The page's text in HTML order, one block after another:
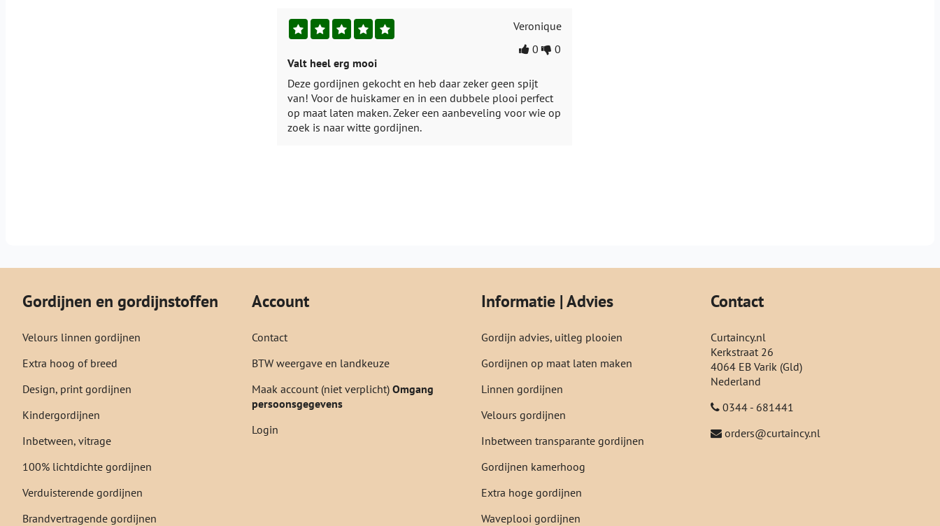
0 0
Veronique
Valt heel erg mooi
Deze gordijnen gekocht en heb daar zeker geen spijt
van! Voor de huiskamer en in een dubbele plooi perfect
op maat laten maken. Zeker een aanbeveling voor wie op
zoek is naar witte gordijnen.
Gordijnen en gordijnstoffen
Velours linnen gordijnen
Extra hoog of breed
Design, print gordijnen
Kindergordijnen
Inbetween, vitrage
100% lichtdichte gordijnen
Verduisterende gordijnen
Brandvertragende gordijnen
Account
Contact
BTW weergave en landkeuze
Maak account (niet verplicht) Omgang
persoonsgegevens
Login
Informatie | Advies
Gordijn advies, uitleg plooien
Gordijnen op maat laten maken
Linnen gordijnen
Velours gordijnen
Inbetween transparante gordijnen
Gordijnen kamerhoog
Extra hoge gordijnen
Waveplooi gordijnen
Contact
Curtaincy.nl
Kerkstraat 26
4064 EB Varik (Gld)
Nederland
0344 - 681441
orders@curtaincy.nl